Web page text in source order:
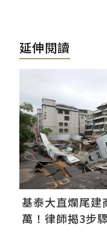
延伸閱讀
基泰大直爛尾建
萬！律師揭3步